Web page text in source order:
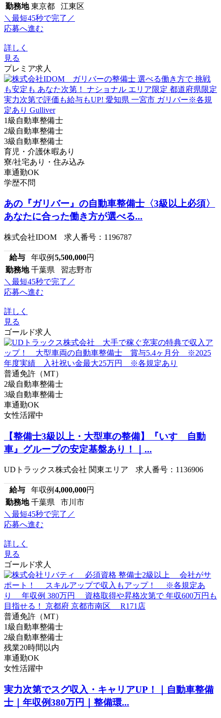
勤務地 東京都 江東区
＼最短45秒で完了／
応募へ進む
詳しく
見る
プレミア求人
1級自動車整備士
2級自動車整備士
3級自動車整備士
育児・介護休暇あり
寮/社宅あり・住み込み
車通勤OK
学歴不問
あの『ガリバー』の自動車整備士〈3級以上必須〉
あなたに合った働き方が選べる...
株式会社IDOM 求人番号：1196787
給与 年収例 5,500,000円
勤務地 千葉県 習志野市
＼最短45秒で完了／
応募へ進む
詳しく
見る
ゴールド求人
普通免許（MT）
2級自動車整備士
3級自動車整備士
車通勤OK
女性活躍中
【整備士3級以上・大型車の整備】『いすゞ自動
車』グループの安定基盤あり！｜...
UDトラックス株式会社 関東エリア 求人番号：1136906
給与 年収例 4,000,000円
勤務地 千葉県 市川市
＼最短45秒で完了／
応募へ進む
詳しく
見る
ゴールド求人
普通免許（MT）
1級自動車整備士
2級自動車整備士
残業20時間以内
車通勤OK
女性活躍中
実力次第でスグ収入・キャリアUP！｜自動車整備
士｜年収例380万円｜整備環...